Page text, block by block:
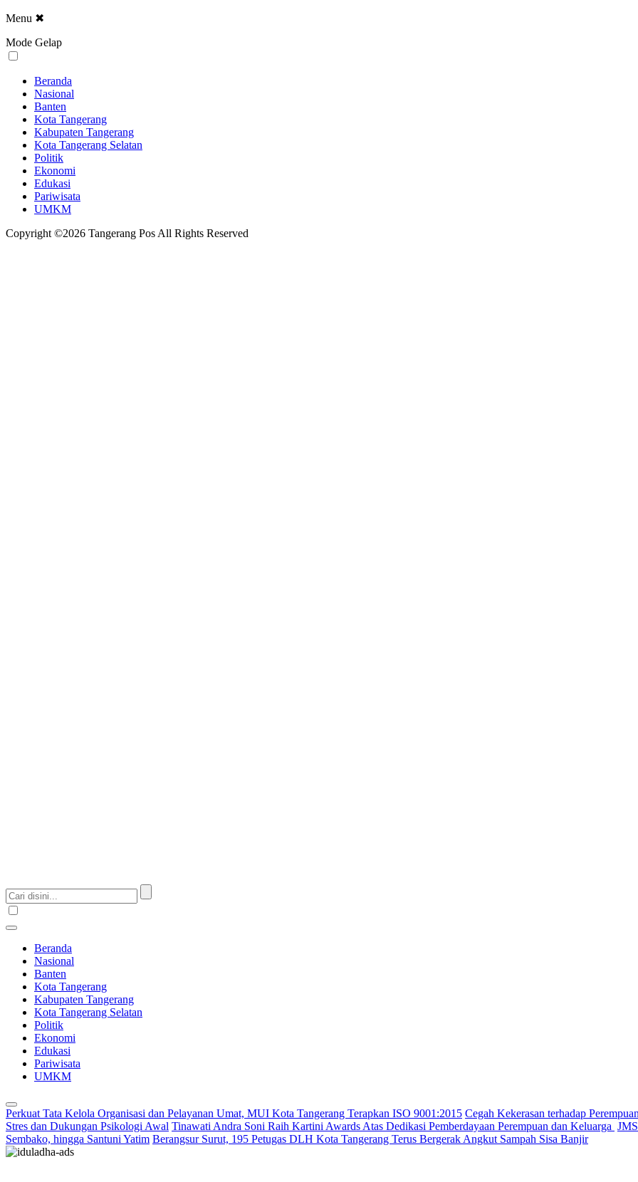
Menu ✖
Mode Gelap
Beranda
Nasional
Banten
Kota Tangerang
Kabupaten Tangerang
Kota Tangerang Selatan
Politik
Ekonomi
Edukasi
Pariwisata
UMKM
Copyright ©2026 Tangerang Pos All Rights Reserved
Beranda
Nasional
Banten
Kota Tangerang
Kabupaten Tangerang
Kota Tangerang Selatan
Politik
Ekonomi
Edukasi
Pariwisata
UMKM
Perkuat Tata Kelola Organisasi dan Pelayanan Umat, MUI Kota Tangerang Terapkan ISO 9001:2015 Cegah Kekerasan terhadap
Stres dan Dukungan Psikologi Awal Tinawati Andra Soni Raih Kartini Awards Atas Dedikasi Pemberdayaan Perempuan dan Keluarga
Sembako, hingga Santuni Yatim Berangsur Surut, 195 Petugas DLH Kota Tangerang Terus Bergerak Angkut Sampah Sisa Banjir